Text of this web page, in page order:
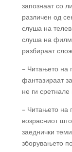
запознаат со
различен од
слуша на
слуша на
разбираат
– Читањето на
фантазираат
не ги
– Читањето на
возрасниот
заеднички
зборувањето